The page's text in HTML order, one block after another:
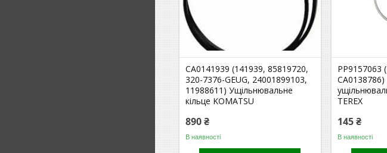
CA0141939 (141939, 85819720,
320-7376-GEUG, 24001899103,
11988611) Ущільнювальне
кільце KOMATSU
890 ₴
В наявності
PP9157063
CA0138786)
TEREX
145 ₴
В наявності